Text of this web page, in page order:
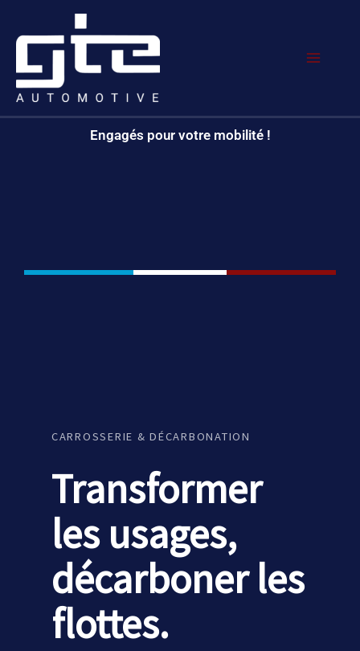
Menu
Engagés pour votre mobilité !
CARROSSERIE & DÉCARBONATION
Transformer
les usages,
décarboner les
flottes.